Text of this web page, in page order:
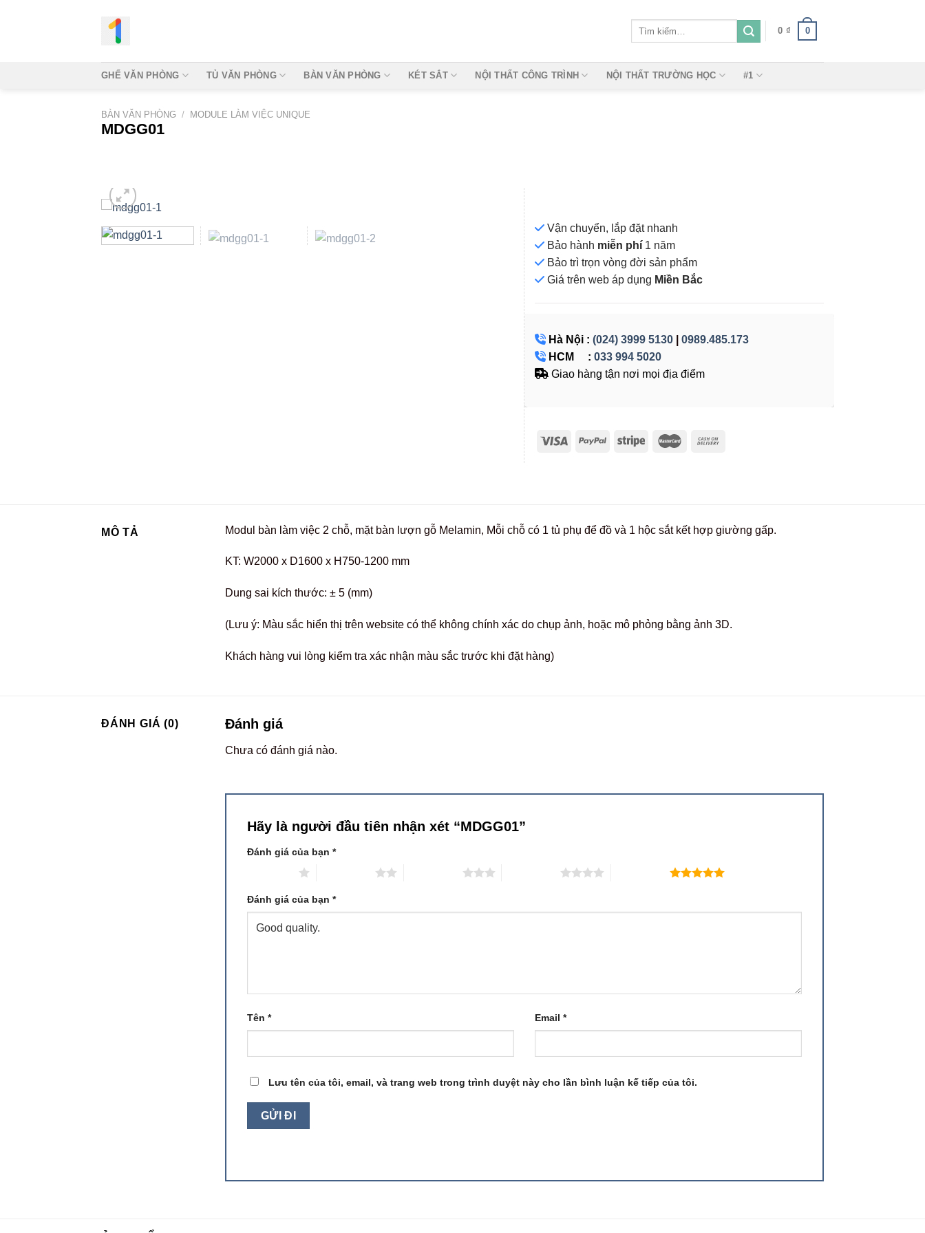
0 ₫ 0
GHẾ VĂN PHÒNG TỦ VĂN PHÒNG BÀN VĂN PHÒNG KÉT SẮT NỘI THẤT CÔNG TRÌNH NỘI THẤT TRƯỜNG HỌC #1
BÀN VĂN PHÒNG / MODULE LÀM VIỆC UNIQUE
MDGG01
Vận chuyển, lắp đặt nhanh
Bảo hành miễn phí 1 năm
Bảo trì trọn vòng đời sản phẩm
Giá trên web áp dụng Miền Bắc
Hà Nội : (024) 3999 5130
0989.485.173
HCM : 033 994 5020
Giao hàng tận nơi mọi địa điểm
MÔ TẢ Modul bàn làm việc 2 chỗ, mặt bàn lượn gỗ Melamin, Mỗi chỗ có 1 tủ phụ để đồ và 1 hộc sắt kết hợp giường gấp.
KT: W2000 x D1600 x H750-1200 mm
Dung sai kích thước: ± 5 (mm)
(Lưu ý: Màu sắc hiển thị trên website có thể không chính xác do chụp ảnh, hoặc mô phỏng bằng ảnh 3D.
Khách hàng vui lòng kiểm tra xác nhận màu sắc trước khi đặt hàng)
ĐÁNH GIÁ (0) Đánh giá
Chưa có đánh giá nào.
Hãy là người đầu tiên nhận xét “MDGG01”
Đánh giá của bạn *
5 trên 5 sao
Đánh giá của bạn *
Tên * Email *
Lưu tên của tôi, email, và trang web trong trình duyệt này cho lần bình luận kế tiếp của tôi.